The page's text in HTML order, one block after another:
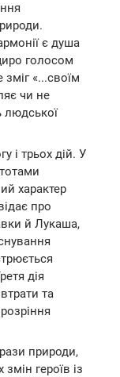
є душа
голосом
«...своїм
чи не
людської
і трьох дій. У
характер
про
й Лукаша,
дія
та
природи,
героїв із